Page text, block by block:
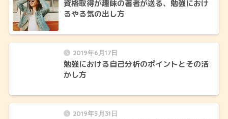
資格取得が趣味の著者が送る、勉強におけ
るやる気の出し方
2019年6月17日
勉強における自己分析のポイントとその活
かし方
2019年5月31日